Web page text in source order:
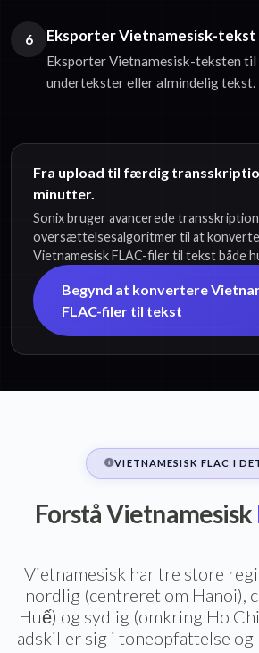
6 Eksporter Vietnamesisk-tekst
Eksporter Vietnamesisk-teksten til
undertekster eller almindelig tekst.
Fra upload til færdig
minutter.
Sonix bruger avancerede
oversættelsesalgoritmer til at
Vietnamesisk FLAC-filer til tekst både
Begynd at konvertere
FLAC-filer til tekst
VIETNAMESISK FLAC I
Forstå Vietnamesisk
Vietnamesisk har tre store
nordlig (centreret om Hanoi),
Huế) og sydlig (omkring Ho
adskiller sig i toneopfattelse